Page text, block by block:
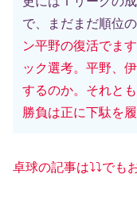
で、まだまだ順位
ン平野の復活でま
ック選考。平野、
するのか。それと
勝負は正に下駄を
卓球の記事は⤵️⤵️でも